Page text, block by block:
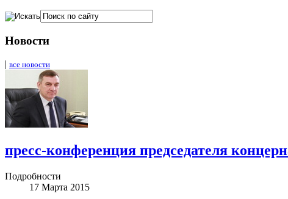
Новости
| все новости
пресс-конференция председателя
Подробности
17 Марта 2015